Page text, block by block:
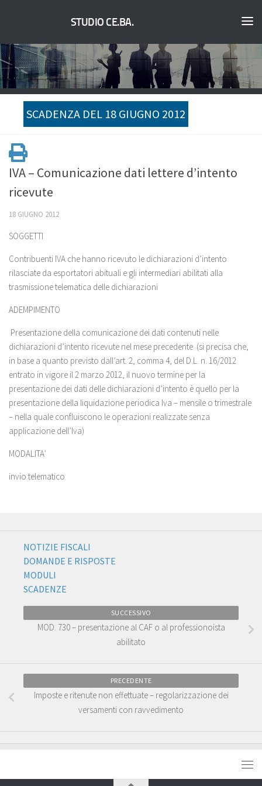
STUDIO CE.BA.
SCADENZA DEL 18 GIUGNO 2012
IVA – Comunicazione dati lettere d’intento
ricevute
18 GIUGNO 2012
SOGGETTI
Contribuenti IVA che hanno ricevuto le dichiarazioni d’intento
rilasciate da esportatori abituali e gli intermediari abilitati alla
trasmissione telematica delle dichiarazioni
ADEMPIMENTO
Presentazione della comunicazione dei dati contenuti nelle
dichiarazioni d’intento ricevute nel mese precedente (si precisa che,
in base a quanto previsto dall’art. 2, comma 4, del D.L. n. 16/2012
entrato in vigore il 2 marzo 2012, il nuovo termine per la
presentazione dei dati delle dichiarazioni d’intento è quello per la
presentazione della liquidazione periodica Iva – mensile o trimestrale
– nella quale confluiscono le operazioni realizzate senza
applicazione dell’Iva)
MODALITA’
invio telematico
NOTIZIE FISCALI
DOMANDE E RISPOSTE
MODULI
SCADENZE
SUCCESSIVO
MOD. 730 – presentazione al CAF o al professionoista
abilitato
PRECEDENTE
Imposte e ritenute non effettuate – regolarizzazione dei
versamenti con ravvedimento